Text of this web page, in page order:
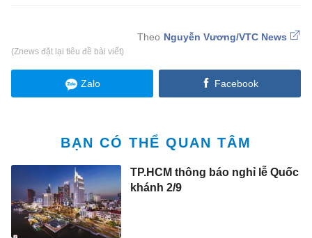
Nguyễn Vương/VTC News
(Znews đặt lại tiêu đề bài viết)
Zalo Facebook
BẠN CÓ THỂ QUAN TÂM
TP.HCM thông báo nghỉ lễ Quốc
khánh 2/9